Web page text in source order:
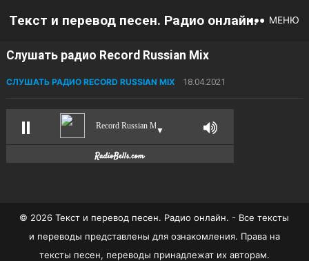
Текст и перевод песен. Радио онлайн. МЕНЮ
Слушать радио Record Russian Mix
СЛУШАТЬ РАДИО RECORD RUSSIAN MIX 18.04.2021
Record Russian Mix
▼
© 2026 Текст и перевод песен. Радио онлайн. - Все тексты
и переводы представлены для ознакомления. Права на
тексты песен, переводы принадлежат их авторам.